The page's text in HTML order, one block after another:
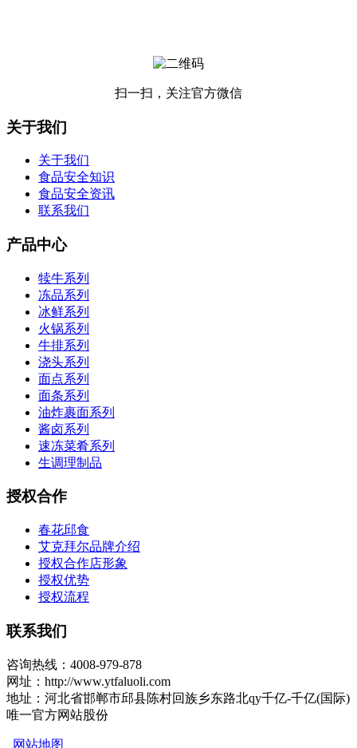
扫一扫，关注官方微信
关于我们
关于我们
食品安全知识
食品安全资讯
联系我们
产品中心
犊牛系列
冻品系列
冰鲜系列
火锅系列
牛排系列
浇头系列
面点系列
面条系列
油炸裹面系列
酱卤系列
速冻菜肴系列
生调理制品
授权合作
春花邱食
艾克拜尔品牌介绍
授权合作店形象
授权优势
授权流程
联系我们
咨询热线：4008-979-878
网址：http://www.ytfaluoli.com
地址：河北省邯郸市邱县陈村回族乡东路北qy千亿-千亿(国际)
唯一官方网站股份
网站地图